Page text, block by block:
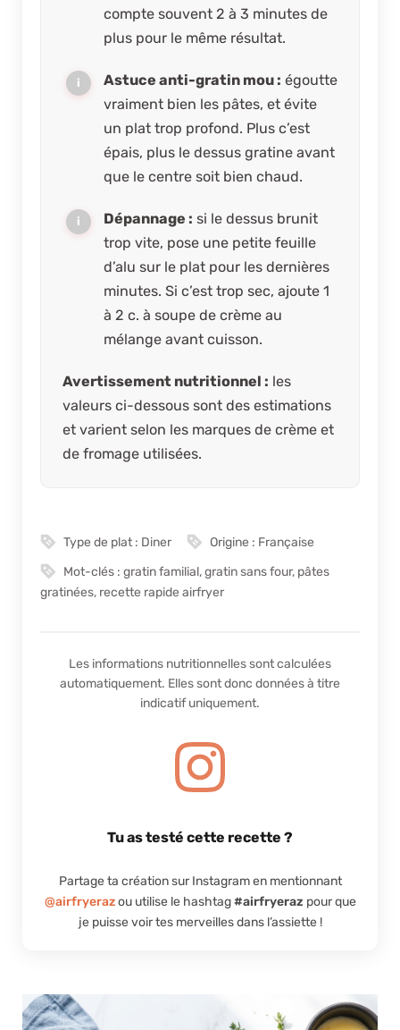
compte souvent 2 à 3 minutes de
plus pour le même résultat.
Astuce anti-gratin mou : égoutte
vraiment bien les pâtes, et évite
un plat trop profond. Plus c’est
épais, plus le dessus gratine avant
que le centre soit bien chaud.
Dépannage : si le dessus brunit
trop vite, pose une petite feuille
d’alu sur le plat pour les dernières
minutes. Si c’est trop sec, ajoute 1
à 2 c. à soupe de crème au
mélange avant cuisson.
Avertissement nutritionnel : les
valeurs ci-dessous sont des estimations
et varient selon les marques de crème et
de fromage utilisées.
Type de plat : Diner Origine : Française
Mot-clés :gratin familial, gratin sans four, pâtes
gratinées, recette rapide airfryer
Les informations nutritionnelles sont calculées
automatiquement. Elles sont donc données à titre
indicatif uniquement.
Tu as testé cette recette ?
Partage ta création sur Instagram en mentionnant
@airfryerazou utilise le hashtag#airfryeraz pour que
je puisse voir tes merveilles dans l’assiette !